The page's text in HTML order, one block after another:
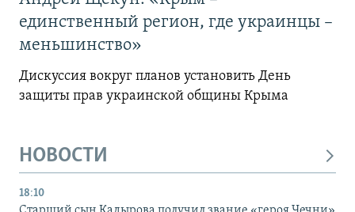
единственный регион, где украинцы –
меньшинство»
Дискуссия вокруг планов установить День
защиты прав украинской общины Крыма
НОВОСТИ
18:10